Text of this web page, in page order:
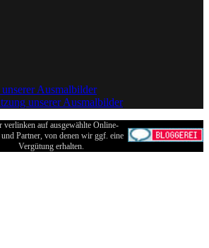
Ausmalbilder
unserer Ausmalbilder
verlinken auf ausgewählte Online-
Partner, von denen wir ggf. eine
Vergütung erhalten.